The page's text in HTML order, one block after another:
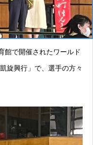
館で開催されたワールド
旋興行」で、選手の方々